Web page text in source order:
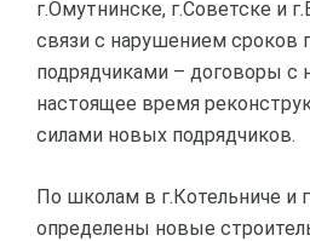
г.Омутнинске, г.Советске и
связи с нарушением сроков
подрядчиками – договоры с
настоящее время
силами новых подрядчиков.
По школам в г.Котельниче и
определены новые